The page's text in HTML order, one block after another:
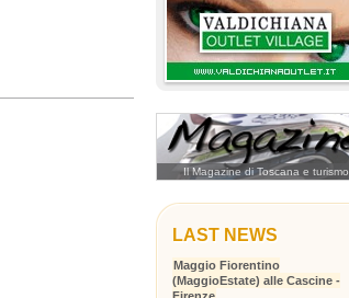
Il Magazine di Toscana e turismo
LAST NEWS
Maggio Fiorentino
(MaggioEstate) alle Cascine -